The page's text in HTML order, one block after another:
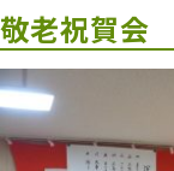
敬老祝賀会